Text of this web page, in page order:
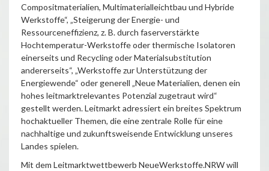
Compositmaterialien, Multimaterialleichtbau und Hybride
Werkstoffe“, „Steigerung der Energie- und
Ressourceneffizienz, z. B. durch faserverstärkte
Hochtemperatur-Werkstoffe oder thermische Isolatoren
einerseits und Recycling oder Materialsubstitution
andererseits“, „Werkstoffe zur Unterstützung der
Energiewende“ oder generell „Neue Materialien, denen ein
hohes leitmarktrelevantes Potenzial zugetraut wird“
gestellt werden. Leitmarkt adressiert ein breites Spektrum
hochaktueller Themen, die eine zentrale Rolle für eine
nachhaltige und zukunftsweisende Entwicklung unseres
Landes spielen.
Mit dem Leitmarktwettbewerb NeueWerkstoffe.NRW will